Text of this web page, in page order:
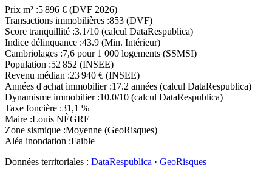
Prix m² :5 896 € (DVF 2026)
Transactions immobilières :853 (DVF)
Score tranquillité :3.1/10 (calcul DataRespublica)
Indice délinquance :43.9 (Min. Intérieur)
Cambriolages :7,6 pour 1 000 logements (SSMSI)
Population :52 852 (INSEE)
Revenu médian :23 940 € (INSEE)
Années d'achat immobilier:17.2 années (calcul DataRespublica)
Dynamisme immobilier:10.0/10 (calcul DataRespublica)
Taxe foncière :31,1 %
Maire :Louis NÈGRE
Zone sismique :Moyenne (GeoRisques)
Aléa inondation :Faible
Données territoriales : DataRespublica · GeoRisques